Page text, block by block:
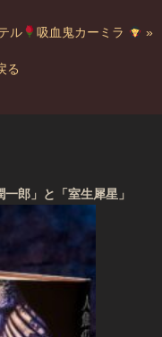
ル 吸血鬼カーミラ »
る
郎」と「室生犀星」